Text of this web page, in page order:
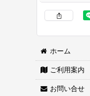
両面接着シート
ホーム
ご利用案内
お問い合せ